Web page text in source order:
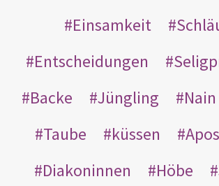
Einsamkeit
Entscheidungen
Backe
Jüngling Nain
Taube
küssen
Diakoninnen
Höbe